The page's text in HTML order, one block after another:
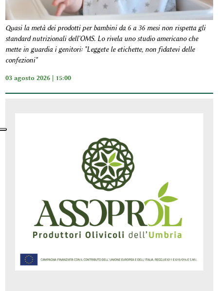
Quasi la metà dei prodotti per bambini da 6 a 36 mesi non rispetta gli
standard nutrizionali dell'OMS. Lo rivela uno studio americano che
mette in guardia i genitori: "Leggete le etichette, non fidatevi delle
confezioni"
03 agosto 2026 | 15:00